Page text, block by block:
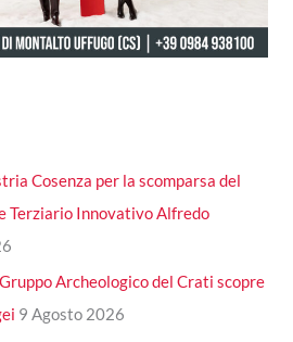
Cosenza per la scomparsa del
Terziario Innovativo Alfredo
Archeologico del Crati scopre
9 Agosto 2026